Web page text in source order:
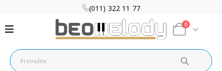
(011) 322 11 77
0